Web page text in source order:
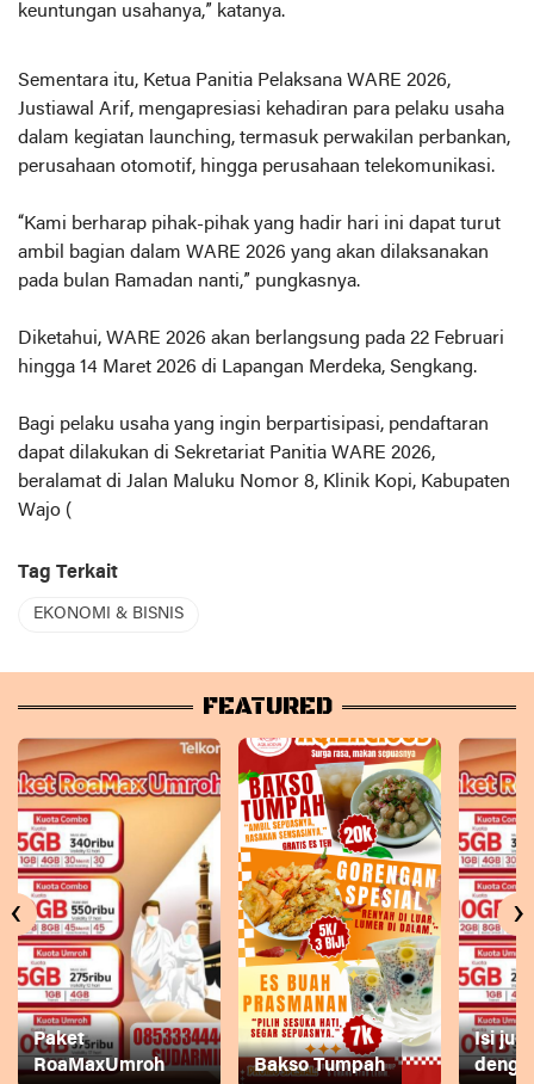
keuntungan usahanya,” katanya.
Sementara itu, Ketua Panitia Pelaksana WARE 2026,
Justiawal Arif, mengapresiasi kehadiran para pelaku usaha
dalam kegiatan launching, termasuk perwakilan perbankan,
perusahaan otomotif, hingga perusahaan telekomunikasi.
“Kami berharap pihak-pihak yang hadir hari ini dapat turut
ambil bagian dalam WARE 2026 yang akan dilaksanakan
pada bulan Ramadan nanti,” pungkasnya.
Diketahui, WARE 2026 akan berlangsung pada 22 Februari
hingga 14 Maret 2026 di Lapangan Merdeka, Sengkang.
Bagi pelaku usaha yang ingin berpartisipasi, pendaftaran
dapat dilakukan di Sekretariat Panitia WARE 2026,
beralamat di Jalan Maluku Nomor 8, Klinik Kopi, Kabupaten
Wajo (
Tag Terkait
EKONOMI & BISNIS
FEATURED
Paket
RoaMaxUmroh
Bakso Tumpah
Isi
‹ ›